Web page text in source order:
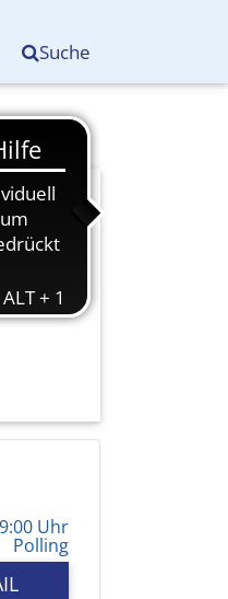
Suche
mdf.de
Uhr
Polling